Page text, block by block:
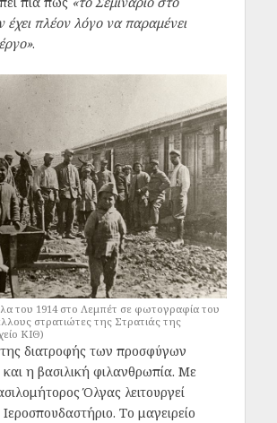
έχει πλέον λόγο να παραμένει
.
του 1914 στο Λεμπέτ σε φωτογραφία του
στρατιώτες της Στρατιάς της
ΚΙΘ)
διατροφής των προσφύγων
και η βασιλική φιλανθρωπία. Με
Όλγας λειτουργεί
Ιεροσπουδαστήριο. Το μαγειρείο